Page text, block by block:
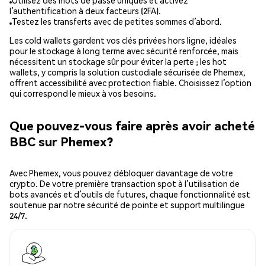
l’authentification à deux facteurs (2FA).
Testez les transferts avec de petites sommes d’abord.
Les cold wallets gardent vos clés privées hors ligne, idéales
pour le stockage à long terme avec sécurité renforcée, mais
nécessitent un stockage sûr pour éviter la perte ; les hot
wallets, y compris la solution custodiale sécurisée de Phemex,
offrent accessibilité avec protection fiable. Choisissez l’option
qui correspond le mieux à vos besoins.
Que pouvez-vous faire après avoir acheté
BBC sur Phemex?
Avec Phemex, vous pouvez débloquer davantage de votre
crypto. De votre première transaction spot à l’utilisation de
bots avancés et d’outils de futures, chaque fonctionnalité est
soutenue par notre sécurité de pointe et support multilingue
24/7.